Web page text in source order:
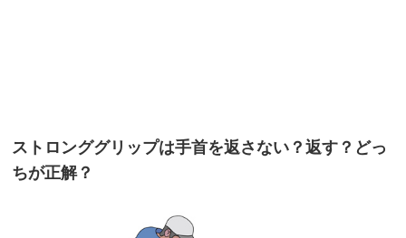
ストロンググリップは手首を返さない？返す？どっ
ちが正解？